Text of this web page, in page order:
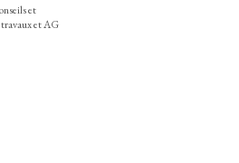
et
et AG